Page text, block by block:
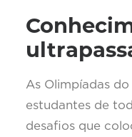
As Olimpíadas
estudantes de
desafios que